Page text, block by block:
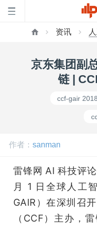
公
开
资讯
京东集团副
链 |
ccf-gair 2018
作者： sanman
雷锋网 AI 科技评
月 1 日全球人工
GAIR）在深圳召
（CCF）主办，